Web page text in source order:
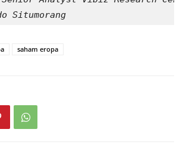
Situmorang
saham eropa